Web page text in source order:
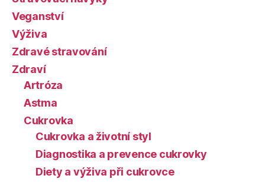
Veganství
Výživa
Zdravé stravování
Zdraví
Artróza
Astma
Cukrovka
Cukrovka a životní styl
Diagnostika a prevence cukrovky
Diety a výživa při cukrovce